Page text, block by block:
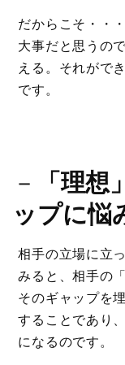
だからこそ・・
大事だと思うの
える。それがで
です。
－
「理
ップに悩
相手の立場に立
みると、相手の
そのギャップを
することであり
になるのです。